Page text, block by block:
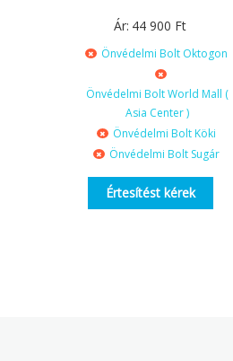
Ár: 44 900 Ft
Önvédelmi Bolt Oktogon
Önvédelmi Bolt World Mall (
Asia Center )
Önvédelmi Bolt Köki
Önvédelmi Bolt Sugár
Értesítést kérek